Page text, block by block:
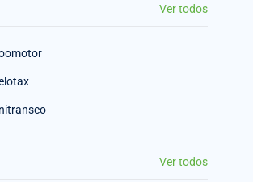
Ver todos
Ver todos